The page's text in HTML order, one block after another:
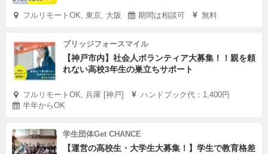
フルリモートOK, 東京, 大阪 期間は相談可 無料
ブリッジフォースマイル
【神戸市内】社会人ボランティア大募集！！親を頼
れない高校3年生の巣立ちサポート
フルリモートOK, 兵庫 [神戸]
ハンドブック代：1,400円
半年からOK
学生団体Get CHANCE
【運営の高校生・大学生大募集！】学生で教育格差